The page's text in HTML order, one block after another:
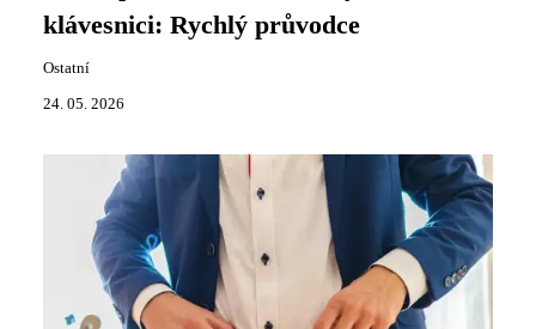
klávesnici: Rychlý průvodce
Ostatní
24. 05. 2026